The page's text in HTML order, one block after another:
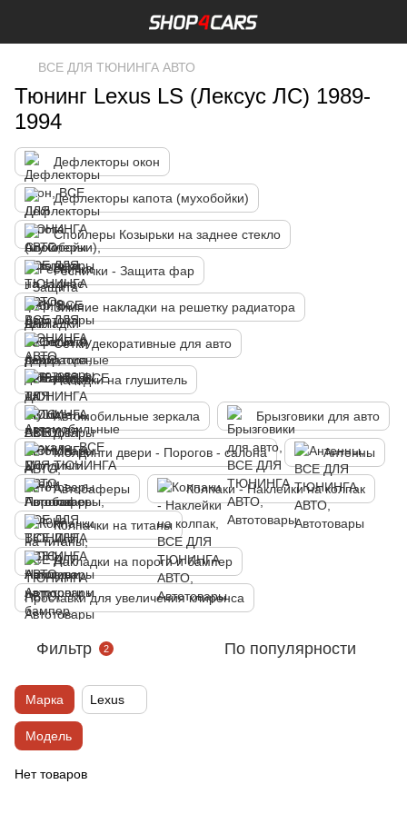
ВСЕ ДЛЯ ТЮНИНГА АВТО
Тюнинг Lexus LS (Лексус ЛС) 1989-
1994
Дефлекторы окон
Дефлекторы капота (мухобойки)
Спойлеры Козырьки на заднее стекло
Реснички - Защита фар
Зимние накладки на решетку радиатора
Сетки декоративные для авто
Насадки на глушитель
Автомобильные зеркала Брызговики для авто
Молдинги двери - Порогов - салона Антенны
Автобаферы Колпаки - Наклейки на колпак
Колпачки на титаны
Накладки на пороги и бампер
Проставки для увеличения клиренса
Фильтр 2 По популярности
Марка Lexus
Модель
Нет товаров